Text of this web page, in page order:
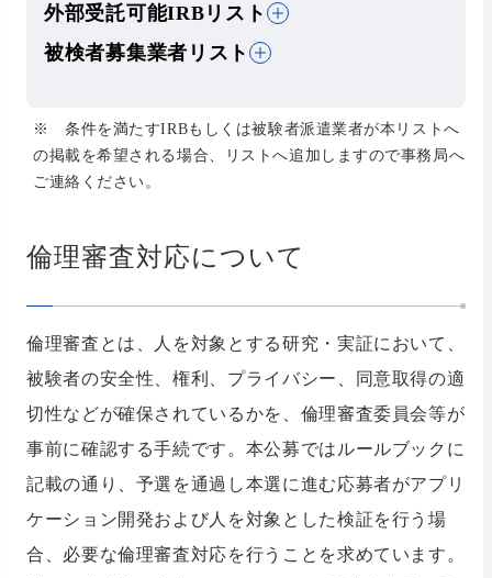
外部受託可能IRBリスト
被検者募集業者リスト
※ 条件を満たすIRBもしくは被験者派遣業者が本リストへ
の掲載を希望される場合、リストへ追加しますので事務局へ
ご連絡ください。
倫理審査対応について
倫理審査とは、人を対象とする研究・実証において、
被験者の安全性、権利、プライバシー、同意取得の適
切性などが確保されているかを、倫理審査委員会等が
事前に確認する手続です。本公募ではルールブックに
記載の通り、予選を通過し本選に進む応募者がアプリ
ケーション開発および人を対象とした検証を行う場
合、必要な倫理審査対応を行うことを求めています。